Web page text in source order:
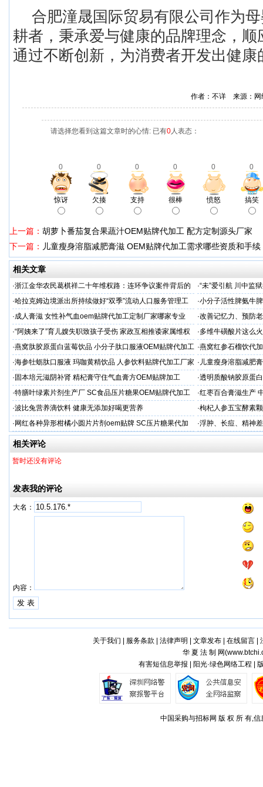
合肥潼晟国际贸易有限公司作为
耕者，秉承爱与健康的品牌理念，
通过不断创新，为消费者开发出健
作者：不详 来源：
请选择您看到这篇文章时的心情: 已有0人表态：
0 0 0 0 0 0
惊讶 欠揍 支持 很棒 愤怒 搞笑
上一篇： 胡萝卜番茄复合果蔬汁OEM贴牌代加工 配方定制源头厂家
下一篇： 儿童瘦身溶脂减肥膏滋 OEM贴牌代加工需求哪些资质和手续
相关文章
·浙江金华农民葛棋祥二十年维权路：连环争议案件背后的
基层治理困局
·“未”爱引航 川中监
·同心促新生”主题帮
·哈拉克姆边境派出所持续做好“双季”流动人口服务管理工
作
·小分子活性脾氨牛
格
·成人膏滋 女性补气血oem贴牌代加工定制厂家哪家专业 ·改善记忆力、预防
家
·“阿姨来了”育儿嫂失职致孩子受伤 家政互相推诿家属维权
困难
·多维牛磺酸片这么
服务商
·燕窝肽胶原蛋白蓝莓饮品 小分子肽口服液OEM贴牌代加工 ·燕窝红参石榴饮代
牌
·海参牡蛎肽口服液 玛咖黄精饮品 人参饮料贴牌代加工厂家 · 儿童瘦身溶脂减肥
续
· 固本培元滋阴补肾 精杞膏守住气血膏方OEM贴牌加工 ·透明质酸钠胶原蛋
代加工
·特膳叶绿素片剂生产厂 SC食品压片糖果OEM贴牌代加工 ·红枣百合膏滋生产
家
·波比兔营养滴饮料 健康无添加好喝更营养 ·枸杞人参五宝酵素
· 网红各种异形柑橘小圆片片剂oem贴牌 SC压片糖果代加
工厂
·浮肿、长痘、精神
加工
相关评论
暂时还没有评论
发表我的评论
大名：
内容：
关于我们 服务条款 法律声明 文章发布| 在线留言|
华 夏 法 制 网(
有害短信息举报 | 阳光·绿色网络工程 |
中国采购与招标网 版 权 所 有,